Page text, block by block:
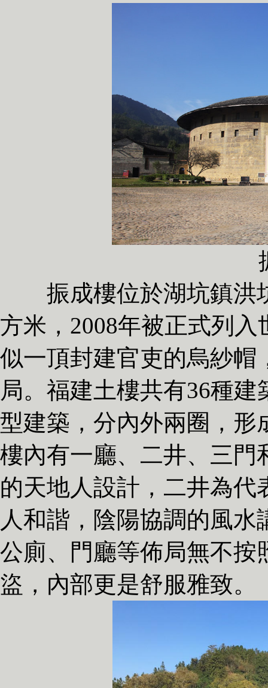
振成樓位於湖坑鎮洪坑
方米，2008年被正式列
似一頂封建官吏的烏紗帽
局。福建土樓共有36種
型建築，分內外兩圈，形
樓內有一廳、二井、三門
的天地人設計，二井為
人和諧，陰陽協調的風
公廁、門廳等佈局無不按
盜，內部更是舒服雅致。